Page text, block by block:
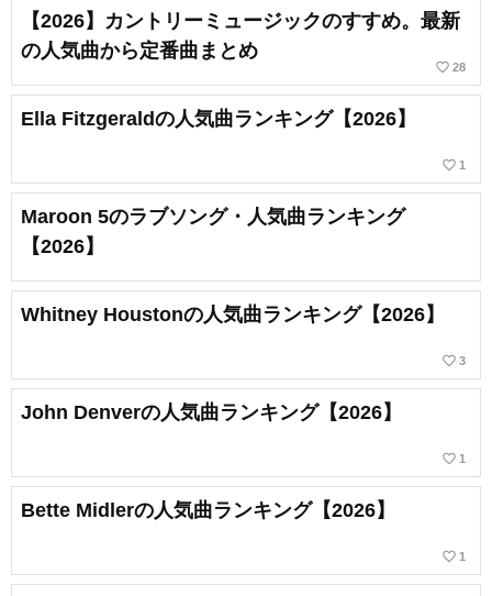
【2026】カントリーミュージックのすすめ。最新
の人気曲から定番曲まとめ
favorite_border 28
Ella Fitzgeraldの人気曲ランキング【2026】
favorite_border 1
Maroon 5のラブソング・人気曲ランキング
【2026】
Whitney Houstonの人気曲ランキング【2026】
favorite_border 3
John Denverの人気曲ランキング【2026】
favorite_border 1
Bette Midlerの人気曲ランキング【2026】
favorite_border 1